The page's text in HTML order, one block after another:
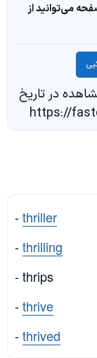
می‌توانید از
در تاریخ
-thriller
-thrilling
- thrips
-thrive
-thrived